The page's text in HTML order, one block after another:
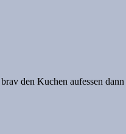
den Kuchen aufessen